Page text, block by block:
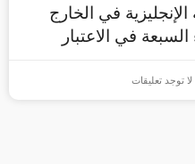
في الخارج
في الاعتبار
لا توجد تعليقات